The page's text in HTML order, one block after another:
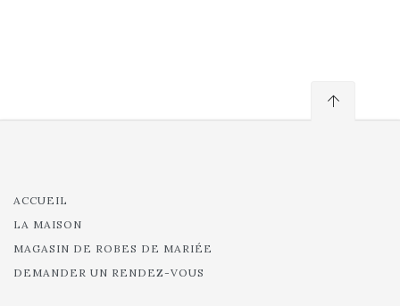
ACCUEIL
LA MAISON
MAGASIN DE ROBES DE MARIÉE
DEMANDER UN RENDEZ-VOUS